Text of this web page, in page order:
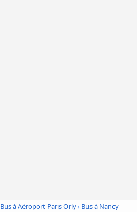
Bus à Aéroport Paris Orly› Bus à Nancy